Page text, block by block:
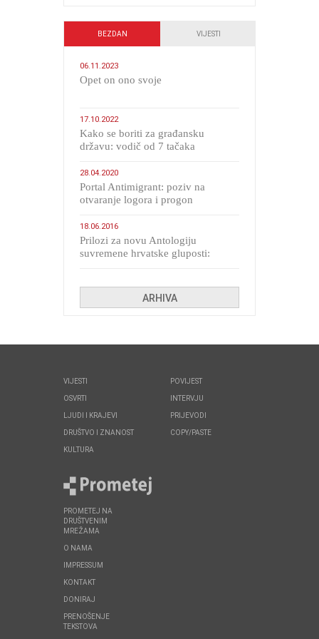
BEZDAN VIJESTI
06.11.2023
​Opet on ono svoje
17.10.2022
Kako se boriti za građansku
državu: vodič od 7 tačaka
28.04.2020
Portal Antimigrant: poziv na
otvaranje logora i progon
18.06.2016
Prilozi za novu Antologiju
suvremene hrvatske gluposti:
ARHIVA
VIJESTI
OSVRTI
LJUDI I KRAJEVI
DRUŠTVO I ZNANOST
KULTURA
POVIJEST
INTERVJU
PRIJEVODI
COPY/PASTE
PROMETEJ NA
DRUŠTVENIM
MREŽAMA
O NAMA
IMPRESSUM
KONTAKT
DONIRAJ
PRENOŠENJE
TEKSTOVA